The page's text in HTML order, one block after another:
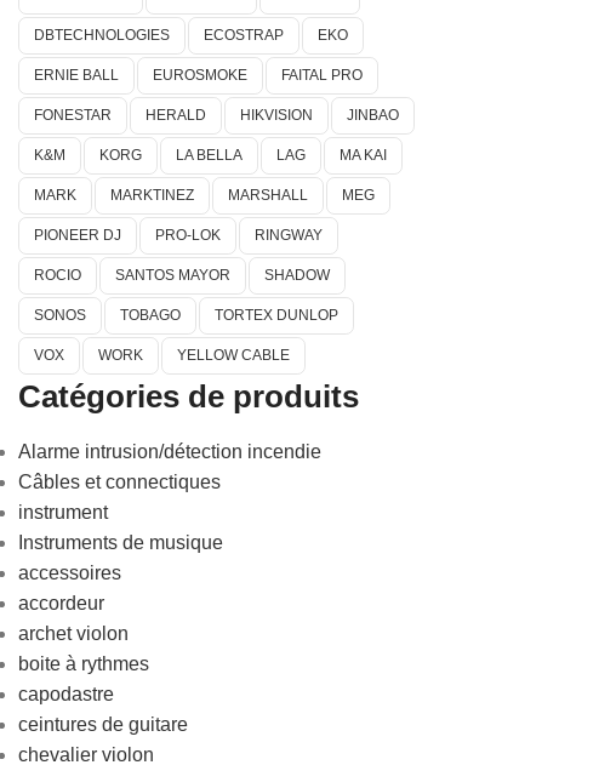
DBTECHNOLOGIES ECOSTRAP EKO
ERNIE BALL EUROSMOKE FAITAL PRO
FONESTAR HERALD HIKVISION JINBAO
K&M KORG LA BELLA LAG MA KAI
MARK MARKTINEZ MARSHALL MEG
PIONEER DJ PRO-LOK RINGWAY
ROCIO SANTOS MAYOR SHADOW
SONOS TOBAGO TORTEX DUNLOP
VOX WORK YELLOW CABLE
Catégories de produits
Alarme intrusion/détection incendie
Câbles et connectiques
instrument
Instruments de musique
accessoires
accordeur
archet violon
boite à rythmes
capodastre
ceintures de guitare
chevalier violon